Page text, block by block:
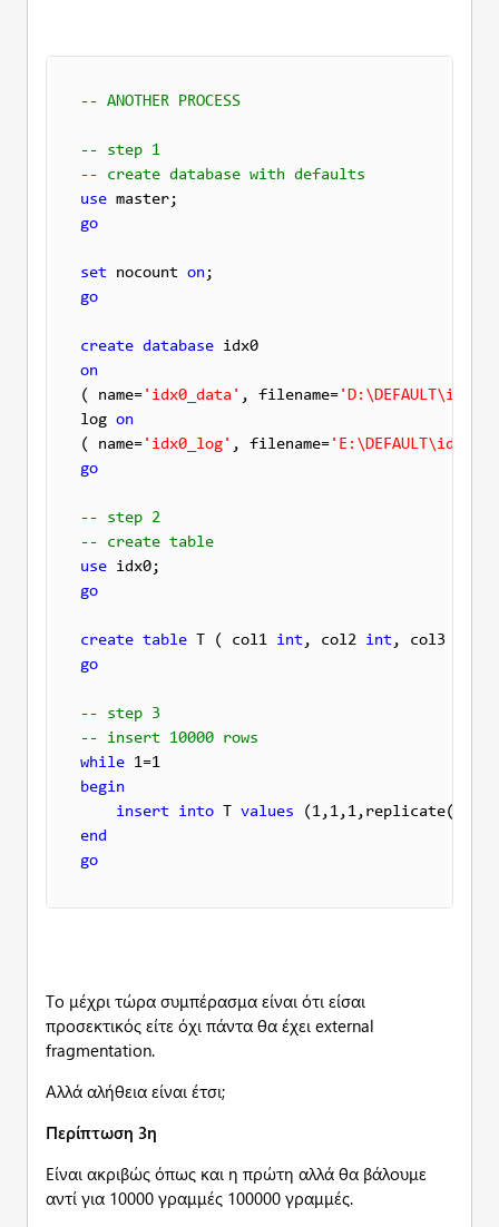
-- ANOTHER PROCESS
-- step 1
-- create database with defaults
use
go
set nocount on
go
create database
on
( name= 'idx0_data' , filename=
log on
( name= 'idx0_log' , filename=
go
-- step 2
-- create table
use
go
create table T ( col1 int , col2 int , col3
go
-- step 3
-- insert 10000 rows
while
begin
insert into T values (1,1,1,replicate(
end
go
Το μέχρι τώρα συμπέρασμα είναι ότι είσαι
προσεκτικός είτε όχι πάντα θα έχει external
fragmentation.
Αλλά αλήθεια είναι έτσι;
Περίπτωση 3η
Είναι ακριβώς όπως και η πρώτη αλλά θα βάλουμε
αντί για 10000 γραμμές 100000 γραμμές.